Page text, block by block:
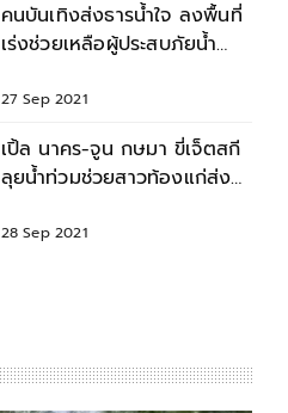
คนบันเทิงส่งธารน้ำใจ ลงพื้นที่
เร่งช่วยเหลือผู้ประสบภัยน้ำ
27 Sep 2021
เปิ้ล นาคร-จูน กษมา ขี่เจ็ตสกี
ลุยน้ำท่วมช่วยสาวท้องแก่ส่ง
28 Sep 2021